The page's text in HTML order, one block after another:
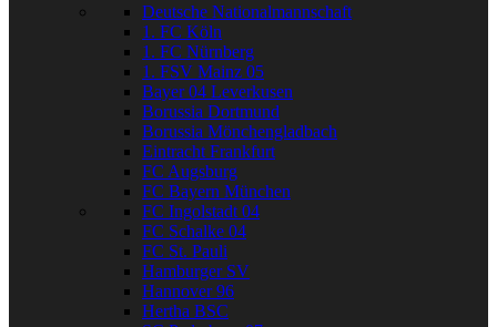
Deutsche Nationalmannschaft
1. FC Köln
1. FC Nürnberg
1. FSV Mainz 05
Bayer 04 Leverkusen
Borussia Dortmund
Borussia Mönchengladbach
Eintracht Frankfurt
FC Augsburg
FC Bayern München
FC Ingolstadt 04
FC Schalke 04
FC St. Pauli
Hamburger SV
Hannover 96
Hertha BSC